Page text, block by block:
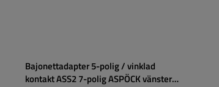
Bajonettadapter 5-polig / vinklad
kontakt ASS2 7-polig ASPÖCK vänster